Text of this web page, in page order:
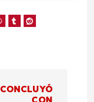
CONCLUYÓ